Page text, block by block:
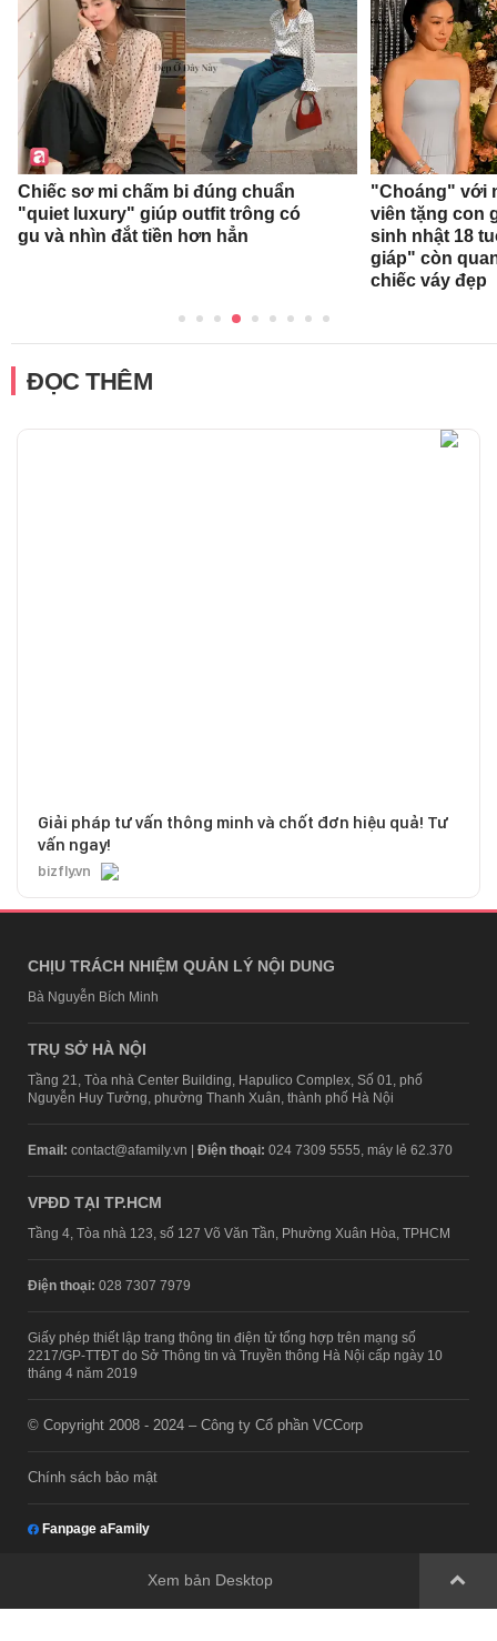
Chiếc sơ mi chấm bi đúng chuẩn
"quiet luxury" giúp outfit trông có
gu và nhìn đắt tiền hơn hẳn
"Choáng" với
viên tặng con
sinh nhật 18
giáp" còn
chiếc váy đẹp
ĐỌC THÊM
Giải pháp tư vấn thông minh và chốt đơn hiệu quả! Tư
vấn ngay!
bizfly.vn
CHỊU TRÁCH NHIỆM QUẢN LÝ NỘI DUNG
Bà Nguyễn Bích Minh
TRỤ SỞ HÀ NỘI
Tầng 21, Tòa nhà Center Building, Hapulico Complex, Số 01, phố
Nguyễn Huy Tưởng, phường Thanh Xuân, thành phố Hà Nội
Email: contact@afamily.vn | Điện thoại: 024 7309 5555, máy lẻ 62.370
VPĐD TẠI TP.HCM
Tầng 4, Tòa nhà 123, số 127 Võ Văn Tần, Phường Xuân Hòa, TPHCM
Điện thoại: 028 7307 7979
Giấy phép thiết lập trang thông tin điện tử tổng hợp trên mạng số
2217/GP-TTĐT do Sở Thông tin và Truyền thông Hà Nội cấp ngày 10
tháng 4 năm 2019
© Copyright 2008 - 2024 – Công ty Cổ phần VCCorp
Chính sách bảo mật
Fanpage aFamily
Xem bản Desktop